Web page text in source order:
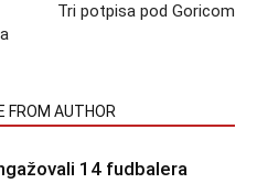
Tri potpisa pod Goricom
FROM AUTHOR
14 fudbalera